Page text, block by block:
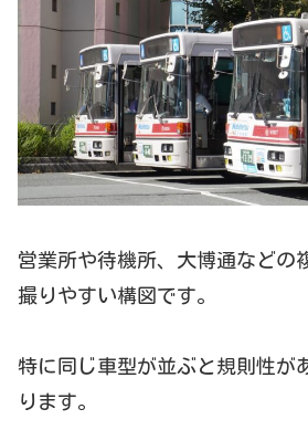
営業所や待機所、大博通などの
撮りやすい構図です。
特に同じ車型が並ぶと規則性が
ります。